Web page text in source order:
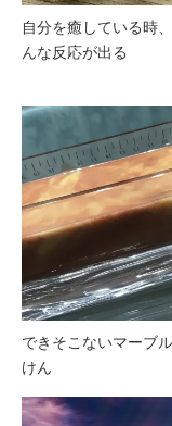
自分を癒している時
んな反応が出る
できそこないマーブ
けん